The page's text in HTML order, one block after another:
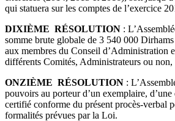
qui statuera sur les comptes de l’exercice
DIXIÈME RÉSOLUTION :
somme brute globale de 3 540 000
aux membres du Conseil d’Administration
différents Comités, Administrateurs ou non,
ONZIÈME RÉSOLUTION :
pouvoirs au porteur d’un exemplaire,
certifié conforme du présent procès-verbal
formalités prévues par la Loi.